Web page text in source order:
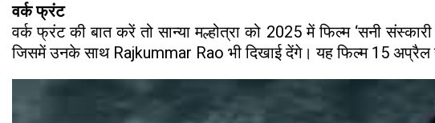
वर्क फ्रंट
वर्क फ्रंट की बात करें तो सान्या मल्होत्रा को 2025 में फिल्म ‘सनी
जिसमें उनके साथ Rajkummar Rao भी दिखाई देंगे। यह फिल्म 15 अप्रैल